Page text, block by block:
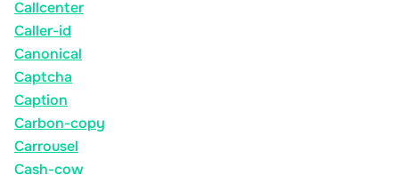
Callcenter
Caller-id
Canonical
Captcha
Caption
Carbon-copy
Carrousel
Cash-cow